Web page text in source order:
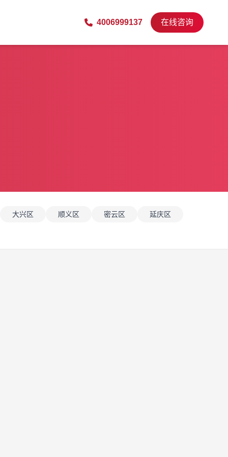
4006999137 在线咨询
大兴区 顺义区 密云区 延庆区